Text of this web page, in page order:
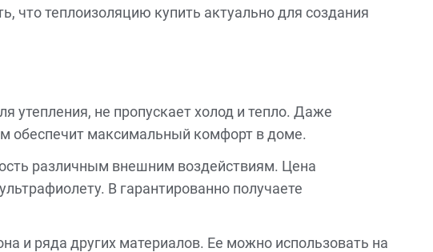
что теплоизоляцию купить актуально для создания
утепления, не пропускает холод и тепло. Даже
обеспечит максимальный комфорт в доме.
различным внешним воздействиям. Цена
В гарантированно получаете
и ряда других материалов. Ее можно использовать на